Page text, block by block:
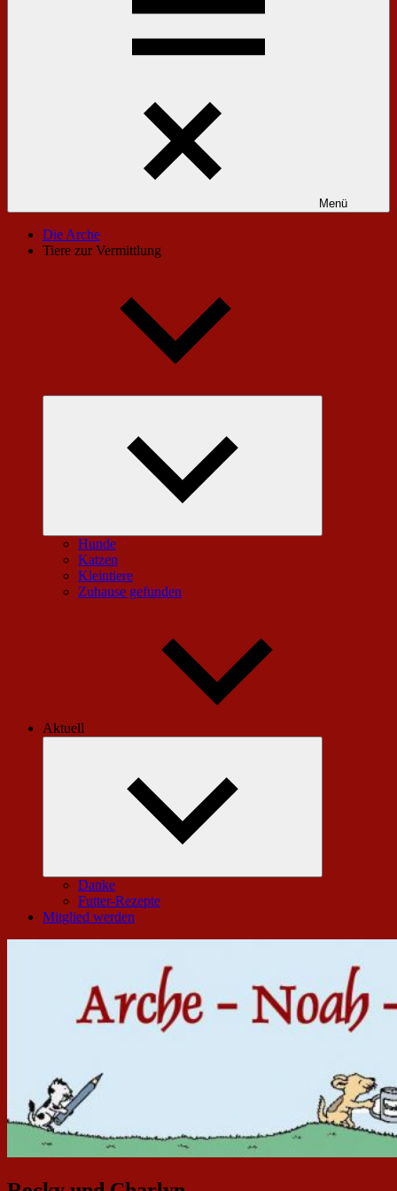
Menü
Die Arche
Tiere zur Vermittlung
Hunde
Katzen
Kleintiere
Zuhause gefunden
Aktuell
Danke
Futter-Rezepte
Mitglied werden